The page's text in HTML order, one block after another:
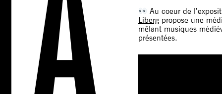
Au coeur de
Libergpropose une
mêlant musiques
présentées.